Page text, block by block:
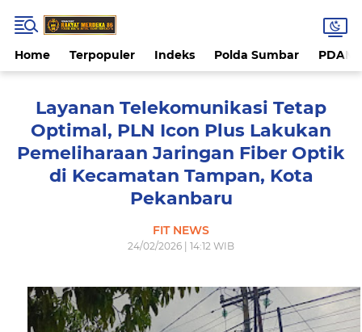
Home Terpopuler Indeks Polda Sumbar PDAM
Layanan Telekomunikasi Tetap
Optimal, PLN Icon Plus Lakukan
Pemeliharaan Jaringan Fiber Optik
di Kecamatan Tampan, Kota
Pekanbaru
FIT NEWS
24/02/2026 | 14:12 WIB